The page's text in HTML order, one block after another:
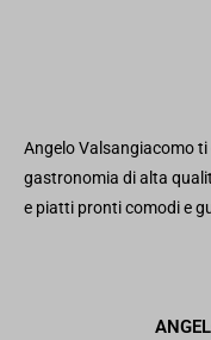
AngeloValsangiacomoti
gastronomia di alta
e piatti pronti comodi e